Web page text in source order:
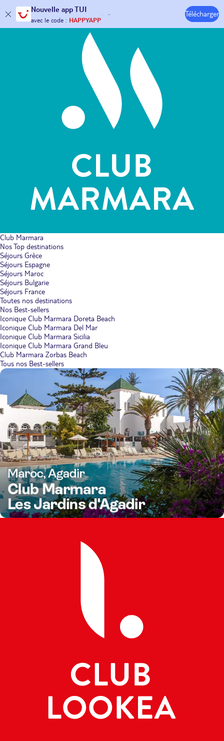
Nouvelle app TUI
30€ offerts*sur votre
avec le code : HAPPYAPP
Télécharger
Hôtels & Clubs
Club Marmara
Nos Top destinations
Séjours Grèce
Séjours Espagne
Séjours Maroc
Séjours Bulgarie
Séjours France
Toutes nos destinations
Nos Best-sellers
Iconique Club Marmara Doreta Beach
Iconique Club Marmara Del Mar
Iconique Club Marmara Sicilia
Iconique Club Marmara Grand Bleu
Club Marmara Zorbas Beach
Tous nos Best-sellers